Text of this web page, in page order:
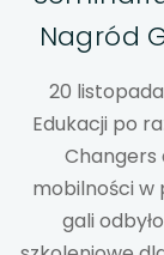
Nagród
20
Edukacji po
Changers
mobilności w
gali